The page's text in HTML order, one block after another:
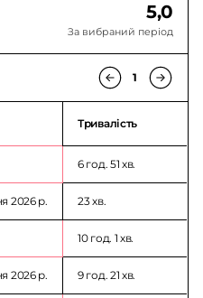
5,0
За вибраний період
1
Тривалість
6 год. 51 хв.
2026 p. 23 хв.
10 год. 1 хв.
2026 p. 9 год. 21 хв.